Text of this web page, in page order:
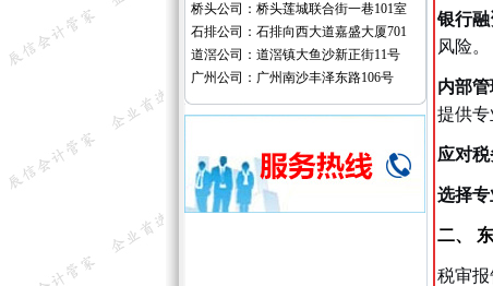
桥头公司：桥头莲城联合街一巷101室
石排公司：石排向西大道嘉盛大厦701
道滘公司：道滘镇大鱼沙新正街11号
广州公司：广州南沙丰泽东路106号
银行
风险。
内部
提供专
应对
选择专
二、
税审